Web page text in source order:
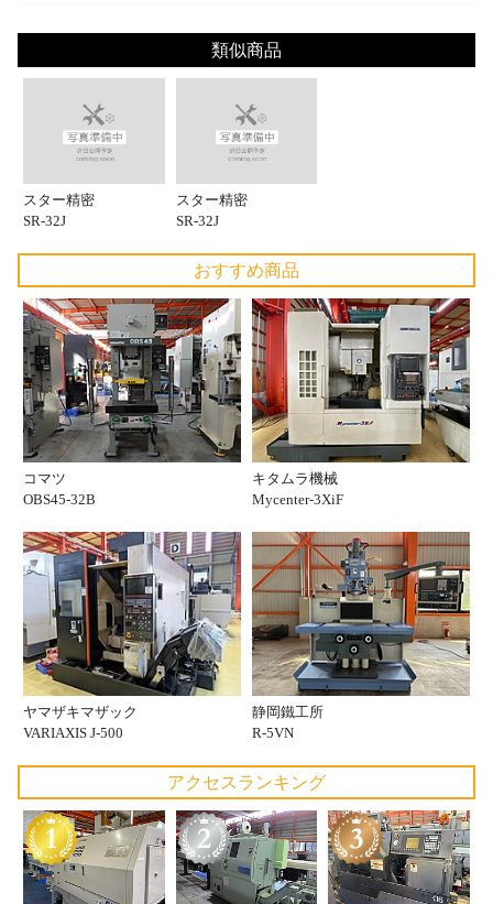
類似商品
スター精密
SR-32J
スター精密
SR-32J
おすすめ商品
コマツ
OBS45-32B
キタムラ機械
Mycenter-3XiF
ヤマザキマザック
VARIAXIS J-500
静岡鐵工所
R-5VN
アクセスランキング